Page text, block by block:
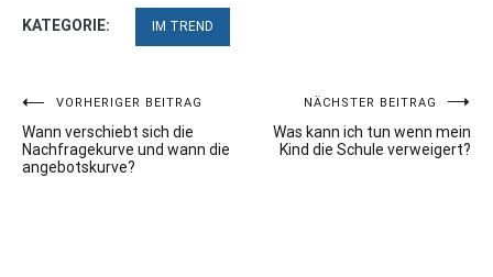
KATEGORIE: IM TREND
Beitragsnavigation
VORHERIGER BEITRAG
Wann verschiebt sich die
Nachfragekurve und wann die
angebotskurve?
NÄCHSTER BEITRAG
Was kann ich tun wenn mein
Kind die Schule verweigert?